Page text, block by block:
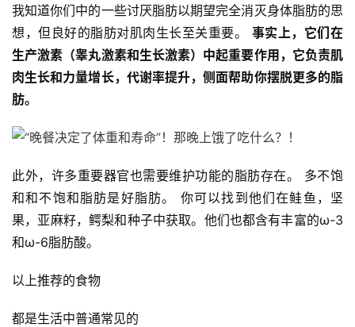
我知道你们中的一些讨厌脂肪以期望完全消灭身体脂肪的思
想，但良好的脂肪对肌肉生长至关重要。 事实上，它们在
生产激素（睾丸激素和生长激素）中起重要作用，它负责肌
肉生长和力量增长，代谢率提升，侧面帮助你摆脱更多的脂
肪。
此外，许多重要器官也需要维护功能的脂肪存在。 多不饱
和和不饱和脂肪是好脂肪。 你可以找到他们在鲑鱼，坚
果，亚麻籽，鳄梨和种子中获取。他们也都含有丰富的ω-3
和ω-6脂肪酸。
以上推荐的食物
都是生活中普通常见的